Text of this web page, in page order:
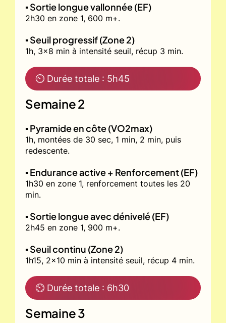
▪️ Sortie longue vallonnée (EF)
2h30 en zone 1, 600 m+.
▪️ Seuil progressif (Zone 2)
1h, 3x8 min à intensité seuil, récup 3 min.
⏲ Durée totale : 5h45
Semaine 2
▪️ Pyramide en côte (VO2max)
1h, montées de 30 sec, 1 min, 2 min, puis
redescente.
▪️ Endurance active + Renforcement (EF)
1h30 en zone 1, renforcement toutes les 20
min.
▪️ Sortie longue avec dénivelé (EF)
2h45 en zone 1, 900 m+.
▪️ Seuil continu (Zone 2)
1h15, 2x10 min à intensité seuil, récup 4 min.
⏲ Durée totale : 6h30
Semaine 3